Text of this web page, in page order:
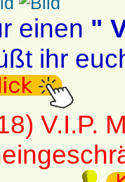
einen "
ihr
V.I.P.